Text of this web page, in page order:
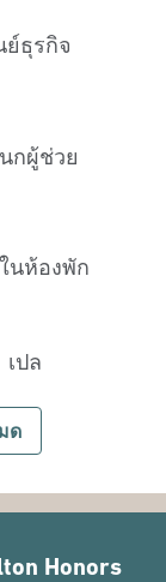
ย์ธุรกิจ
กผู้ช่วย
นห้องพัก
เปล
ด
Honors